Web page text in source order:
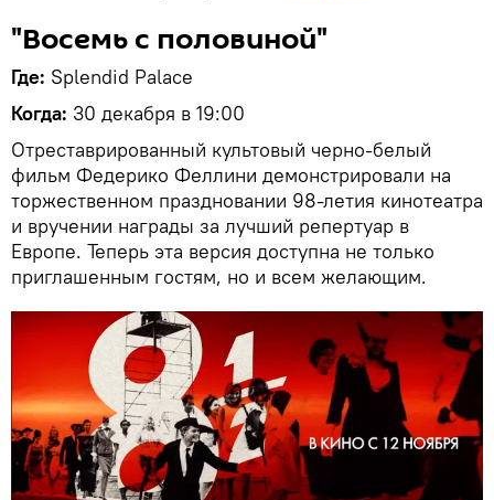
"Восемь с половиной"
Где: Splendid Palace
Когда: 30 декабря в 19:00
Отреставрированный культовый черно-белый
фильм Федерико Феллини демонстрировали на
торжественном праздновании 98-летия кинотеатра
и вручении награды за лучший репертуар в
Европе. Теперь эта версия доступна не только
приглашенным гостям, но и всем желающим.